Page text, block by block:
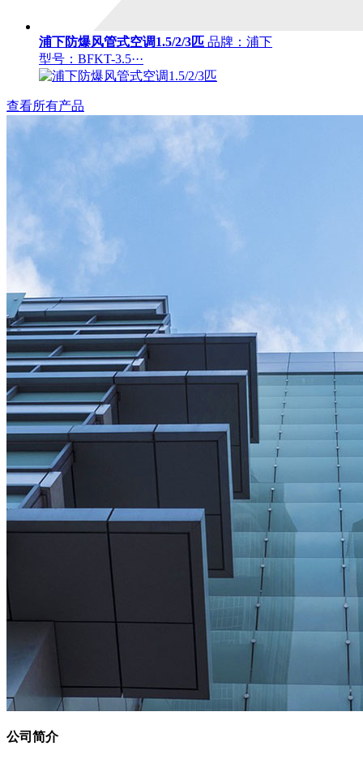
浦下防爆风管式空调1.5/2/3匹 品牌：浦下
型号：BFKT-3.5···
查看所有产品
公司简介